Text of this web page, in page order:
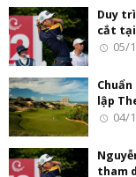
Duy
cắt tại
05/
lập
04/
tham